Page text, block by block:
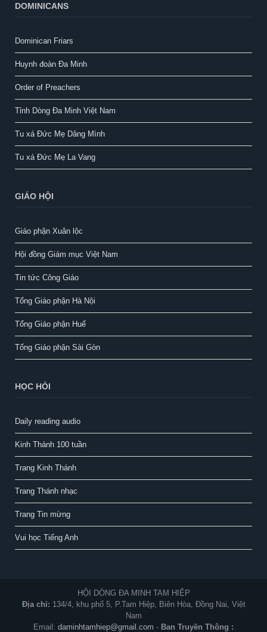
DOMINICANS
Dominican Friars
Huynh đoàn Đa Minh
Order of Preachers
Tỉnh Dòng Đa Minh Việt Nam
Tu xá Đức Mẹ Dâng Mình
Tu xá Đức Mẹ La Vang
GIÁO HỘI
Giáo phận Xuân lộc
Hội đồng Giám mục Việt Nam
Tin tức Công Giáo
Tổng Giáo phận Hà Nội
Tổng Giáo phận Huế
Tổng Giáo phận Sài Gòn
HỌC HỎI
Daily reading audio
Kinh Thánh 100 tuần
Trang Kinh Thánh
Trang Thánh nhạc
Trang Tin mừng
Vui học Tiếng Anh
HỘI DÒNG ĐA MINH TAM HIỆP
Địa chỉ: 134/4, khu phố 5, P.Tam Hiệp, Biên Hòa, Đồng Nai, Việt
Nam
Email: daminhtamhiep@gmail.com - Ban Truyền Thông :